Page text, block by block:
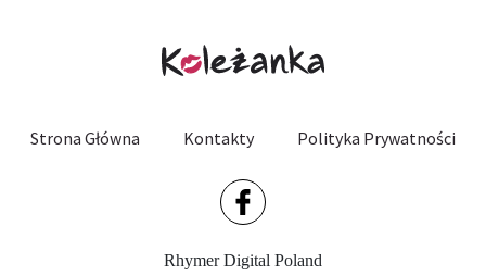
Strona Główna Kontakty Polityka Prywatności
Rhymer Digital Poland